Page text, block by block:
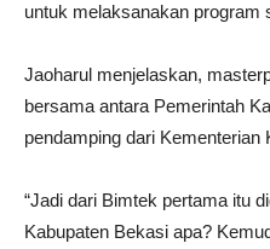
untuk melaksanakan program
Jaoharul menjelaskan,
bersama antara Pemerintah
pendamping dari Kementerian
“Jadi dari Bimtek pertama itu
Kabupaten Bekasi apa?